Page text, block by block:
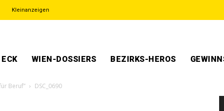
Kleinanzeigen
WIEN-DOSSIERS BEZIRKS-HEROS
Beruf” DSC_0690